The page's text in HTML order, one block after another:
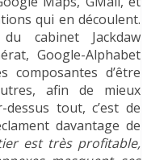
qui en découlent.
cabinet Jackdaw
Google-Alphabet
composantes d’être
afin de mieux
tout, c’est de
davantage de
est très profitable,